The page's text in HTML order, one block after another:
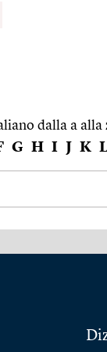
dalla a alla
G H I J K